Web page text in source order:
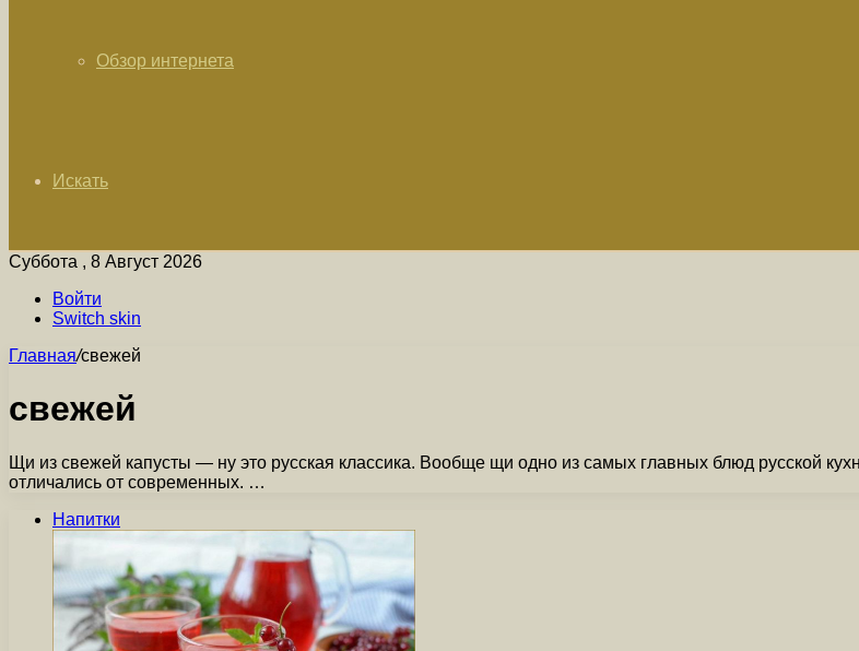
Обзор интернета
Искать
Суббота , 8 Август 2026
Войти
Switch skin
Главная/свежей
свежей
Щи из свежей капусты — ну это русская классика. Вообще щи одно из самых главных блюд русской
отличались от современных. …
Напитки